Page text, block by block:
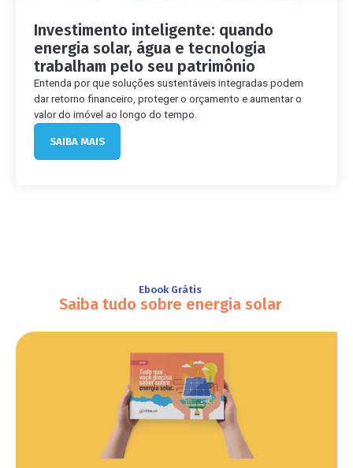
Investimento inteligente: quando
energia solar, água e tecnologia
trabalham pelo seu patrimônio
Entenda por que soluções sustentáveis integradas podem
dar retorno financeiro, proteger o orçamento e aumentar o
valor do imóvel ao longo do tempo.
SAIBA MAIS
Ebook Grátis
Saiba tudo sobre energia solar